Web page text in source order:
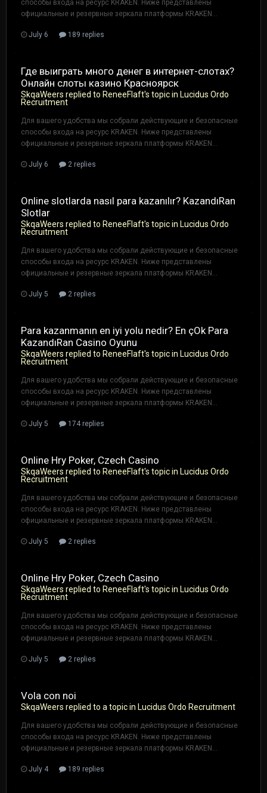
способы входа на ресурс KRAKEN. Ниже представлены
официальные и резервные зеркала платформы KRAKEN...
July 6 189 replies
Где выиграть много денег в интернет-слотах?
Онлайн слоты казино Красноярск
SkqaWeers replied to ReneeFlaft's topic in Lucidus Ordo
Recruitment
Для вашего удобства мы собрали действующие и безопасные
способы входа на ресурс KRAKEN. Ниже представлены
официальные и резервные зеркала платформы KRAKEN...
July 6 2 replies
Online slotlarda nasıl para kazanılır? KazandıRan
Slotlar
SkqaWeers replied to ReneeFlaft's topic in Lucidus Ordo
Recruitment
Для вашего удобства мы собрали действующие и безопасные
способы входа на ресурс KRAKEN. Ниже представлены
официальные и резервные зеркала платформы KRAKEN...
July 5 2 replies
Para kazanmanın en iyi yolu nedir? En çOk Para
KazandıRan Casino Oyunu
SkqaWeers replied to ReneeFlaft's topic in Lucidus Ordo
Recruitment
Для вашего удобства мы собрали действующие и безопасные
способы входа на ресурс KRAKEN. Ниже представлены
официальные и резервные зеркала платформы KRAKEN...
July 5 174 replies
Online Hry Poker, Czech Casino
SkqaWeers replied to ReneeFlaft's topic in Lucidus Ordo
Recruitment
Для вашего удобства мы собрали действующие и безопасные
способы входа на ресурс KRAKEN. Ниже представлены
официальные и резервные зеркала платформы KRAKEN...
July 5 2 replies
Online Hry Poker, Czech Casino
SkqaWeers replied to ReneeFlaft's topic in Lucidus Ordo
Recruitment
Для вашего удобства мы собрали действующие и безопасные
способы входа на ресурс KRAKEN. Ниже представлены
официальные и резервные зеркала платформы KRAKEN...
July 5 2 replies
Vola con noi
SkqaWeers replied to a topic in Lucidus Ordo Recruitment
Для вашего удобства мы собрали действующие и безопасные
способы входа на ресурс KRAKEN. Ниже представлены
официальные и резервные зеркала платформы KRAKEN...
July 4 189 replies